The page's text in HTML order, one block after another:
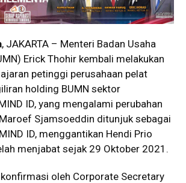
, JAKARTA – Menteri Badan Usaha
Erick Thohir kembali melakukan
petinggi perusahaan pelat
holding BUMN sektor
ID, yang mengalami perubahan
Sjamsoeddin ditunjuk sebagai
ID, menggantikan Hendi Prio
menjabat sejak 29 Oktober 2021.
oleh Corporate Secretary